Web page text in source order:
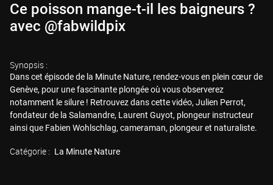
Ce poisson mange-t-il les baigneurs ?
avec @fabwildpix
Synopsis :
Dans cet épisode de la Minute Nature, rendez-vous en plein cœur de
Genève, pour une fascinante plongée où vous observerez
notamment le silure ! Retrouvez dans cette vidéo, Julien Perrot,
fondateur de la Salamandre, Laurent Guyot, plongeur instructeur
ainsi que Fabien Wohlschlag, cameraman, plongeur et naturaliste.
Catégorie : La Minute Nature